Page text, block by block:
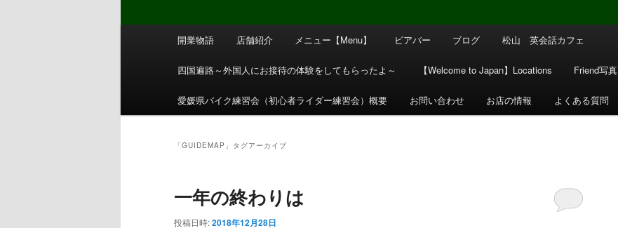
ュ
開業物語 店舗紹介 メニュー【Menu】 ビアバー ブログ 松山 英会話カフェ
四国遍路～外国人にお接待の体験をしてもらったよ～ 【Welcome to Japan】Locations Friend写真
愛媛県バイク練習会（初心者ライダー練習会）概要 お問い合わせ お店の情報 よくある質問
「GUIDEMAP 」タグアーカイブ
一年の終わりは
投稿日時:2018年12月28日